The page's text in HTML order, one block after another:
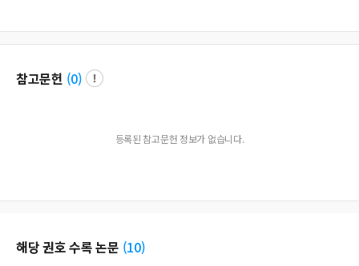
참고문헌 (0)
등록된 참고문헌 정보가 없습니다.
해당 권호 수록 논문 (10)